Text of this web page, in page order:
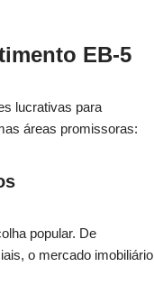
EB-5
lucrativas para
áreas promissoras:
popular. De
o mercado imobiliário